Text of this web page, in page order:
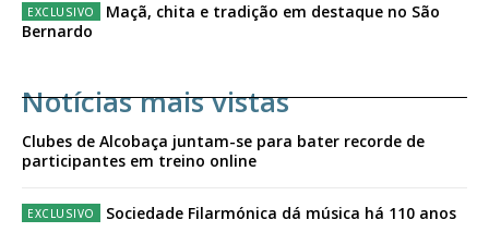
Maçã, chita e tradição em destaque no São
Bernardo
Notícias mais vistas
Clubes de Alcobaça juntam-se para bater recorde de
participantes em treino online
Sociedade Filarmónica dá música há 110 anos